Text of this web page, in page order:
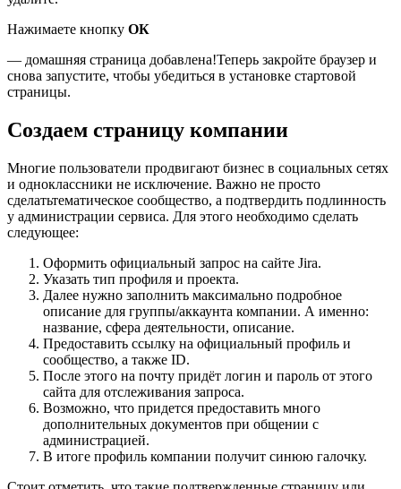
Нажимаете кнопку ОК
— домашняя страница добавлена!Теперь закройте браузер и
снова запустите, чтобы убедиться в установке стартовой
страницы.
Создаем страницу компании
Многие пользователи продвигают бизнес в социальных сетях
и одноклассники не исключение. Важно не просто
сделатьтематическое сообщество, а подтвердить подлинность
у администрации сервиса. Для этого необходимо сделать
следующее:
Оформить официальный запрос на сайте Jira.
Указать тип профиля и проекта.
Далее нужно заполнить максимально подробное
описание для группы/аккаунта компании. А именно:
название, сфера деятельности, описание.
Предоставить ссылку на официальный профиль и
сообщество, а также ID.
После этого на почту придёт логин и пароль от этого
сайта для отслеживания запроса.
Возможно, что придется предоставить много
дополнительных документов при общении с
администрацией.
В итоге профиль компании получит синюю галочку.